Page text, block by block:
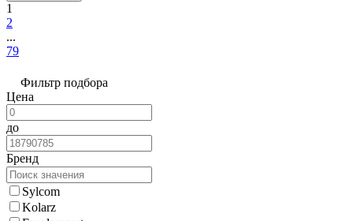
1
2
...
79
Фильтр подбора
Цена
до
Бренд
Sylcom
Kolarz